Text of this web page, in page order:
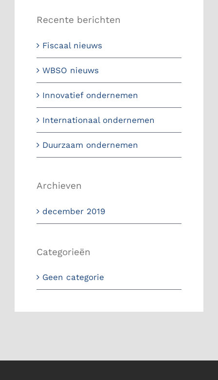
Recente berichten
Fiscaal nieuws
WBSO nieuws
Innovatief ondernemen
Internationaal ondernemen
Duurzaam ondernemen
Archieven
december 2019
Categorieën
Geen categorie